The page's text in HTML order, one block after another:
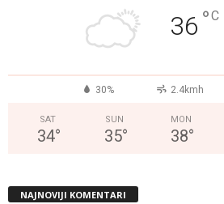
36 °C
30% 2.4kmh
SAT
34°
SUN
35°
MON
38°
NAJNOVIJI KOMENTARI